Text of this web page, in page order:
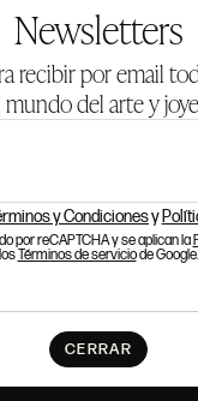
Newsletters
recibir por email
del arte y
y Condicionesy
por reCAPTCHA y se aplican la
losTérminos de serviciode Google.
CERRAR
GALERÍA